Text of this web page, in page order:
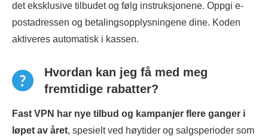
det eksklusive tilbudet og følg instruksjonene. Oppgi e-
postadressen og betalingsopplysningene dine. Koden
aktiveres automatisk i kassen.
Hvordan kan jeg få med meg
fremtidige rabatter?
Fast VPN har nye tilbud og kampanjer flere ganger i
løpet av året, spesielt ved høytider og salgsperioder som